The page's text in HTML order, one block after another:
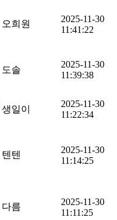
오희원
2025-11-30
11:41:22
도솔
2025-11-30
11:39:38
생일이
2025-11-30
11:22:34
텐텐
2025-11-30
11:14:25
다름
2025-11-30
11:11:25